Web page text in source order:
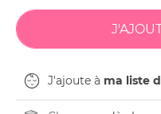
J'ajoute à ma liste